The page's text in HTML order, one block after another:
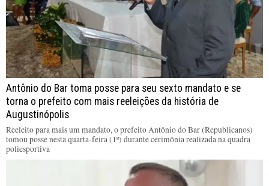
Antônio do Bar toma posse para seu sexto mandato e se
torna o prefeito com mais reeleições da história de
Augustinópolis
Reeleito para mais um mandato, o prefeito Antônio do Bar (Republicanos)
tomou posse nesta quarta-feira (1º) durante cerimônia realizada na quadra
poliesportiva